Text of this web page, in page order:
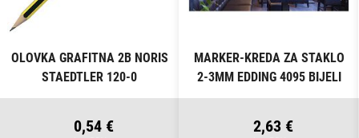
OLOVKA GRAFITNA 2B NORIS
STAEDTLER 120-0
0,54 €
MARKER-KREDA ZA STAKLO
2-3MM EDDING 4095 BIJELI
2,63 €